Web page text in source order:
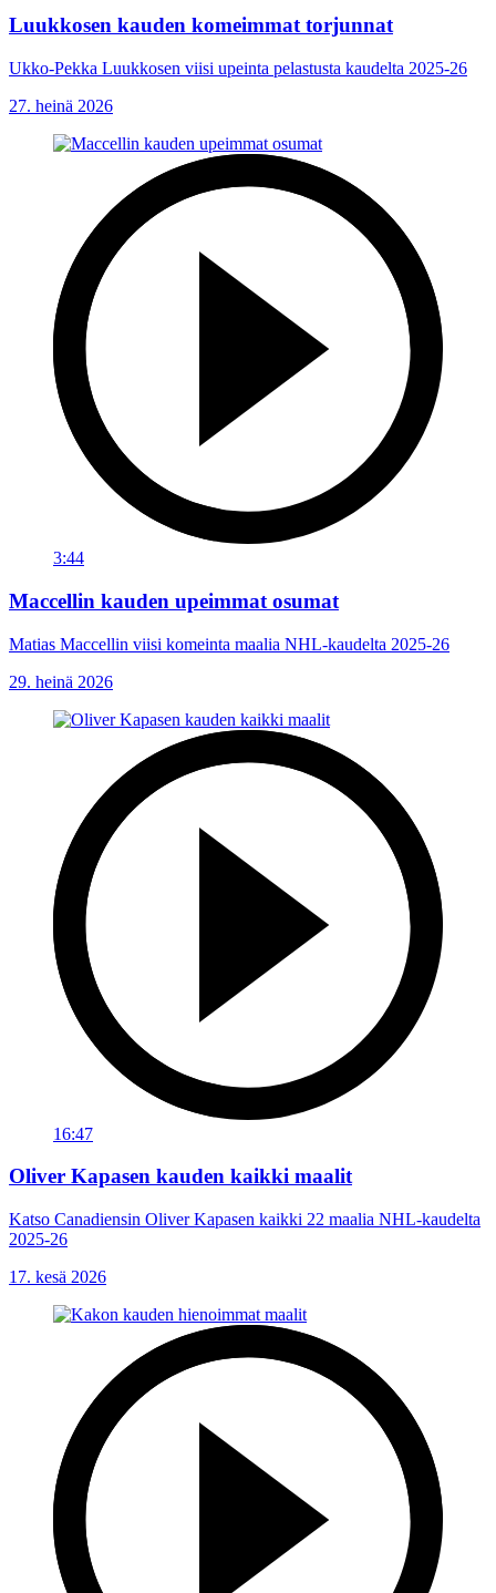
Luukkosen kauden komeimmat torjunnat
Ukko-Pekka Luukkosen viisi upeinta pelastusta kaudelta 2025-26
27. heinä 2026
3:44
Maccellin kauden upeimmat osumat
Matias Maccellin viisi komeinta maalia NHL-kaudelta 2025-26
29. heinä 2026
16:47
Oliver Kapasen kauden kaikki maalit
Katso Canadiensin Oliver Kapasen kaikki 22 maalia NHL-kaudelta
2025-26
17. kesä 2026